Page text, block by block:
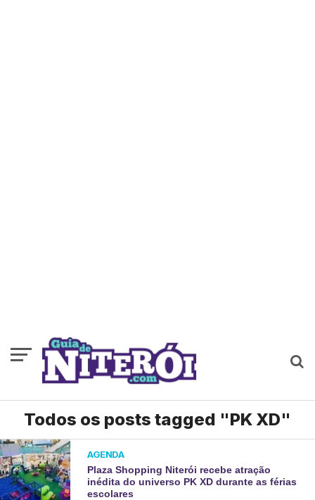
Todos os posts tagged "PK XD"
AGENDA
Plaza Shopping Niterói recebe atração
inédita do universo PK XD durante as férias
escolares